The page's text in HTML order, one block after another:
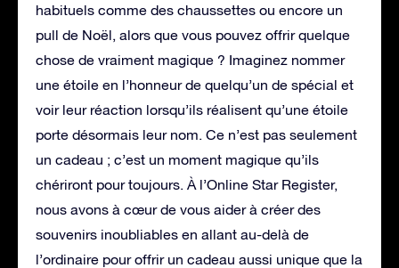
habituels comme des chaussettes ou encore un
pull de Noël, alors que vous pouvez offrir quelque
chose de vraiment magique ? Imaginez nommer
une étoile en l’honneur de quelqu’un de spécial et
voir leur réaction lorsqu’ils réalisent qu’une étoile
porte désormais leur nom. Ce n’est pas seulement
un cadeau ; c’est un moment magique qu’ils
chériront pour toujours. À l’Online Star Register,
nous avons à cœur de vous aider à créer des
souvenirs inoubliables en allant au-delà de
l’ordinaire pour offrir un cadeau aussi unique que la